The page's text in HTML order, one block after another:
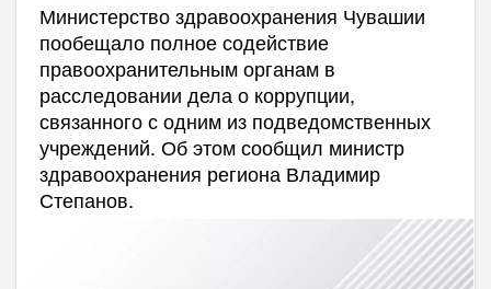
Министерство здравоохранения Чувашии
пообещало полное содействие
правоохранительным органам в
расследовании дела о коррупции,
связанного с одним из подведомственных
учреждений. Об этом сообщил министр
здравоохранения региона Владимир
Степанов.